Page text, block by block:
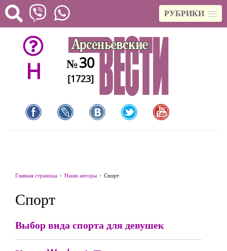
РУБРИКИ
H №30
[1723]
Главная страница Наши авторы Спорт
Спорт
Выбор вида спорта для девушек